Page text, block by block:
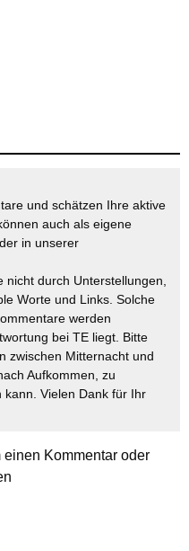
und schätzen Ihre aktive
auch als eigene
in unserer
nicht durch Unterstellungen,
Worte und Links. Solche
werden
bei TE liegt. Bitte
zwischen Mitternacht und
Aufkommen, zu
kann. Vielen Dank für Ihr
Kommentar oder